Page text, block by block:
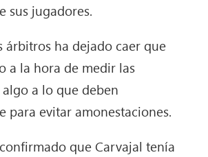
sus jugadores.
árbitros ha dejado caer que
a la hora de medir las
algo a lo que deben
para evitar amonestaciones.
que Carvajal tenía